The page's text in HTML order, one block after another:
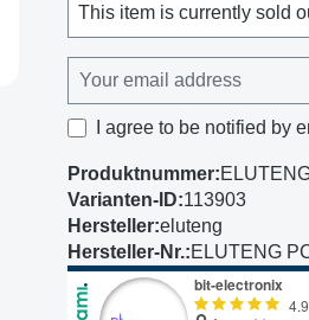
This item is currently sold
I agree to be notified by
Produktnummer:
Varianten-ID:113903
Hersteller:eluteng
Hersteller-Nr.:ELUTENG